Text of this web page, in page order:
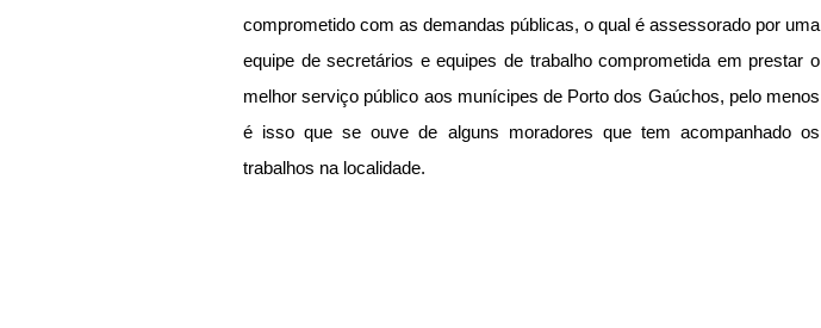
comprometido com as demandas públicas, o qual é assessorado por uma
equipe de secretários e equipes de trabalho comprometida em prestar o
melhor serviço público aos munícipes de Porto dos Gaúchos, pelo menos
é isso que se ouve de alguns moradores que tem acompanhado os
trabalhos na localidade.